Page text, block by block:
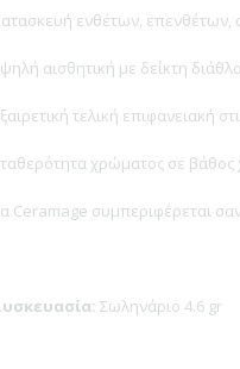
ενθέτων,
αισθητική με δείκτη
τελική επιφανειακή
χρώματος σε βάθος
Ceramage συμπεριφέρεται
Σωληνάριο 4.6 gr